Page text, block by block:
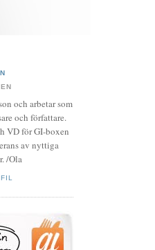
och arbetar som
och författare.
VD för GI-boxen
av nyttiga
/Ola